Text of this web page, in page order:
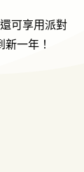
可享用派對
一年！